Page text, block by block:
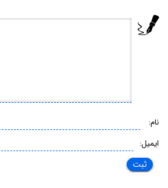
نام:
ایمیل: